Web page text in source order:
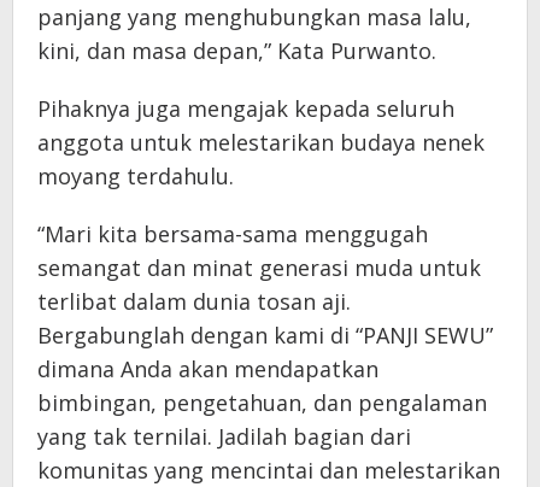
panjang yang menghubungkan masa lalu,
kini, dan masa depan,” Kata Purwanto.
Pihaknya juga mengajak kepada seluruh
anggota untuk melestarikan budaya nenek
moyang terdahulu.
“Mari kita bersama-sama menggugah
semangat dan minat generasi muda untuk
terlibat dalam dunia tosan aji.
Bergabunglah dengan kami di “PANJI SEWU”
dimana Anda akan mendapatkan
bimbingan, pengetahuan, dan pengalaman
yang tak ternilai. Jadilah bagian dari
komunitas yang mencintai dan melestarikan